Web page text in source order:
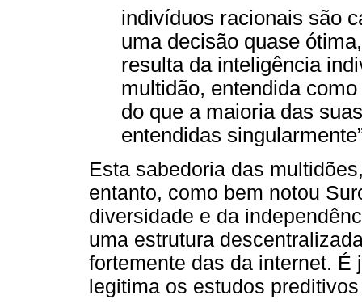
indivíduos racionais são
uma decisão quase
resulta da inteligência
multidão, entendida
do que a maioria das
entendidas
Esta sabedoria das
entanto, como bem notou
diversidade e da
uma estrutura
fortemente das da internet.
legitima os estudos